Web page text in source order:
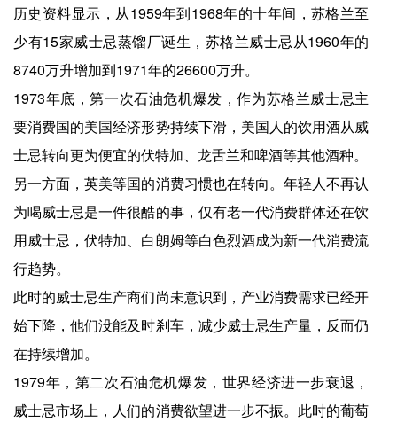
历史资料显示，从1959年到1968年的十年间，苏格兰至
少有15家威士忌蒸馏厂诞生，苏格兰威士忌从1960年的
8740万升增加到1971年的26600万升。
1973年底，第一次石油危机爆发，作为苏格兰威士忌主
要消费国的美国经济形势持续下滑，美国人的饮用酒从威
士忌转向更为便宜的伏特加、龙舌兰和啤酒等其他酒种。
另一方面，英美等国的消费习惯也在转向。年轻人不再认
为喝威士忌是一件很酷的事，仅有老一代消费群体还在饮
用威士忌，伏特加、白朗姆等白色烈酒成为新一代消费流
行趋势。
此时的威士忌生产商们尚未意识到，产业消费需求已经开
始下降，他们没能及时刹车，减少威士忌生产量，反而仍
在持续增加。
1979年，第二次石油危机爆发，世界经济进一步衰退，
威士忌市场上，人们的消费欲望进一步不振。此时的葡萄